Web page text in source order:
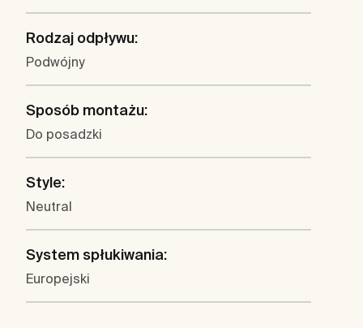
Rodzaj odpływu:
Podwójny
Sposób montażu:
Do posadzki
Style:
Neutral
System spłukiwania:
Europejski